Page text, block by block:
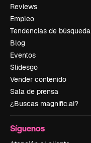
Reviews
Empleo
Tendencias de búsqueda
Blog
Eventos
Slidesgo
Vender contenido
Sala de prensa
¿Buscas magnific.ai?
Síguenos